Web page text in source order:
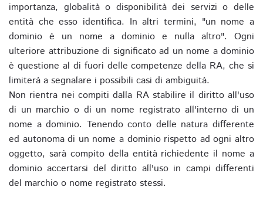
importanza, globalità o disponibilità dei servizi o delle
entità che esso identifica. In altri termini, "un nome a
dominio è un nome a dominio e nulla altro". Ogni
ulteriore attribuzione di significato ad un nome a dominio
è questione al di fuori delle competenze della RA, che si
limiterà a segnalare i possibili casi di ambiguità.
Non rientra nei compiti dalla RA stabilire il diritto all'uso
di un marchio o di un nome registrato all'interno di un
nome a dominio. Tenendo conto delle natura differente
ed autonoma di un nome a dominio rispetto ad ogni altro
oggetto, sarà compito della entità richiedente il nome a
dominio accertarsi del diritto all'uso in campi differenti
del marchio o nome registrato stessi.